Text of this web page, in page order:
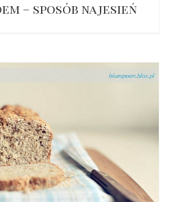
– sposób na jesień